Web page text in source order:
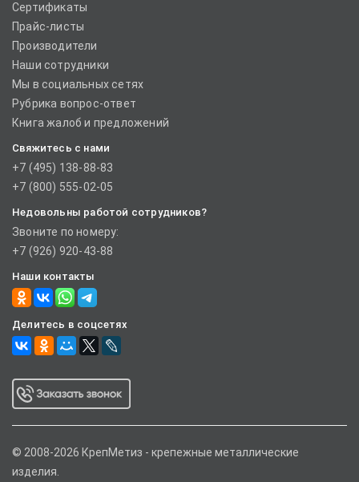
Сертификаты
Прайс-листы
Производители
Наши сотрудники
Мы в социальных сетях
Рубрика вопрос-ответ
Книга жалоб и предложений
Свяжитесь с нами
+7 (495) 138-88-83
+7 (800) 555-02-05
Недовольны работой сотрудников?
Звоните по номеру:
+7 (926) 920-43-88
Наши контакты
Делитесь в соцсетях
© 2008-2026 КрепМетиз - крепежные металлические
изделия.